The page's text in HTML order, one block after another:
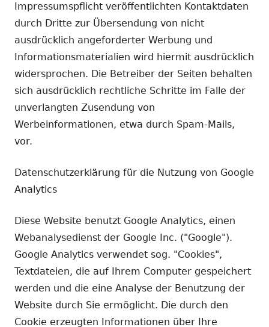
Impressumspflicht veröffentlichten Kontaktdaten
durch Dritte zur Übersendung von nicht
ausdrücklich angeforderter Werbung und
Informationsmaterialien wird hiermit ausdrücklich
widersprochen. Die Betreiber der Seiten behalten
sich ausdrücklich rechtliche Schritte im Falle der
unverlangten Zusendung von
Werbeinformationen, etwa durch Spam-Mails,
vor.
Datenschutzerklärung für die Nutzung von Google
Analytics
Diese Website benutzt Google Analytics, einen
Webanalysedienst der Google Inc. ("Google").
Google Analytics verwendet sog. "Cookies",
Textdateien, die auf Ihrem Computer gespeichert
werden und die eine Analyse der Benutzung der
Website durch Sie ermöglicht. Die durch den
Cookie erzeugten Informationen über Ihre